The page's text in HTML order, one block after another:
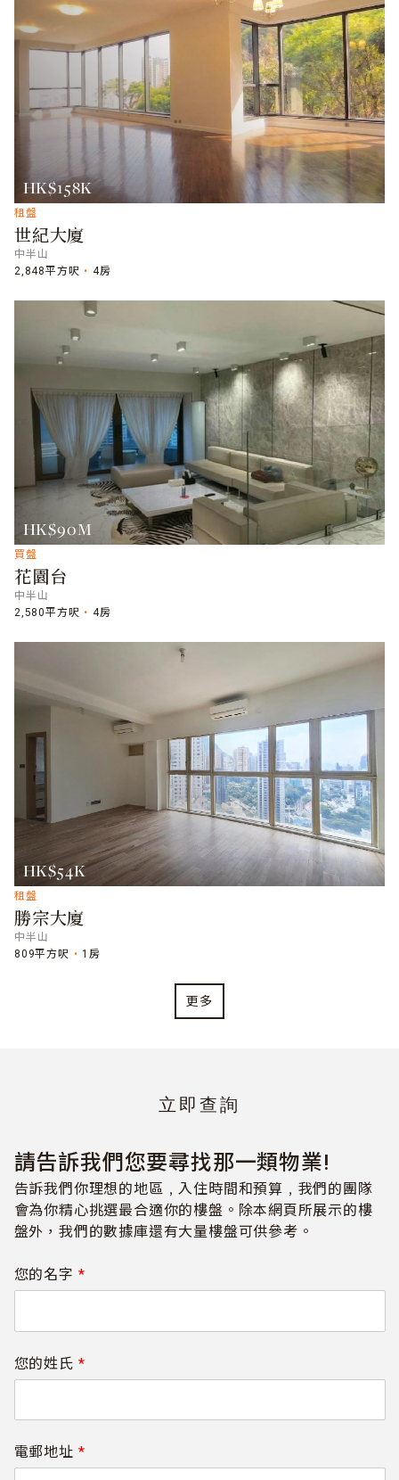
HK$158K
租盤
世紀大廈
中半山
2,848平方呎
4房
HK$90M
買盤
花園台
中半山
2,580平方呎
4房
HK$54K
租盤
勝宗大廈
中半山
809平方呎
1房
更多
立即查詢
請告訴我們您要尋找那一類物業!
告訴我們你理想的地區﹐入住時間和預算﹐我們的團隊
會為你精心挑選最合適你的樓盤。除本網頁所展示的樓
盤外，我們的數據庫還有大量樓盤可供參考。
您的名字 *
您的姓氏 *
電郵地址 *